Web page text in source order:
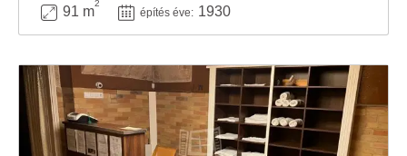
91 m
2
építés éve: 1930